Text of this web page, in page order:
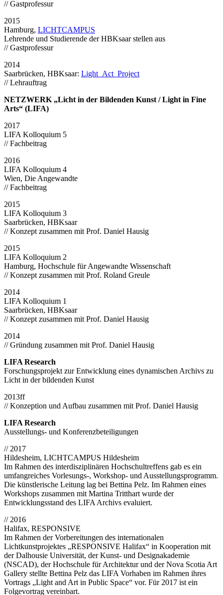
// Gastprofessur
2015
Hamburg, LICHTCAMPUS
Lehrende und Studierende der HBKsaar stellen aus
// Gastprofessur
2014
Saarbrücken, HBKsaar: Light_Act_Project
// Lehrauftrag
NETZWERK „Licht in der Bildenden Kunst / Light in Fine
Arts“ (LIFA)
2017
LIFA Kolloquium 5
// Fachbeitrag
2016
LIFA Kolloquium 4
Wien, Die Angewandte
// Fachbeitrag
2015
LIFA Kolloquium 3
Saarbrücken, HBKsaar
// Konzept zusammen mit Prof. Daniel Hausig
2015
LIFA Kolloquium 2
Hamburg, Hochschule für Angewandte Wissenschaft
// Konzept zusammen mit Prof. Roland Greule
2014
LIFA Kolloquium 1
Saarbrücken, HBKsaar
// Konzept zusammen mit Prof. Daniel Hausig
2014
// Gründung zusammen mit Prof. Daniel Hausig
LIFA Research
Forschungsprojekt zur Entwicklung eines dynamischen Archivs zu
Licht in der bildenden Kunst
2013ff
// Konzeption und Aufbau zusammen mit Prof. Daniel Hausig
LIFA Research
Ausstellungs- und Konferenzbeteiligungen
// 2017
Hildesheim, LICHTCAMPUS Hildesheim
Im Rahmen des interdisziplinären Hochschultreffens gab es ein
umfangreiches Vorlesungs-, Workshop- und Ausstellungsprogramm.
Die künstlerische Leitung lag bei Bettina Pelz. Im Rahmen eines
Workshops zusammen mit Martina Tritthart wurde der
Entwicklungsstand des LIFA Archivs evaluiert.
// 2016
Halifax, RESPONSIVE
Im Rahmen der Vorbereitungen des internationalen
Lichtkunstprojektes „RESPONSIVE Halifax“ in Kooperation mit
der Dalhousie Universität, der Kunst- und Designakademie
(NSCAD), der Hochschule für Architektur und der Nova Scotia Art
Gallery stellte Bettina Pelz das LIFA Vorhaben im Rahmen ihres
Vortrags „Light and Art in Public Space“ vor. Für 2017 ist ein
Folgevortrag vereinbart.